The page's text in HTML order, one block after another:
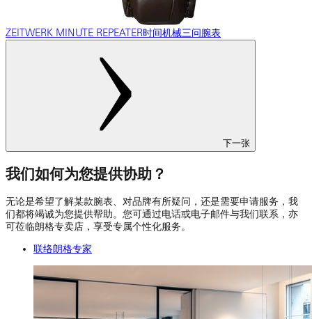
ZEITWERK MINUTE REPEATER时间机械三问腕表
下一张
我们如何为您提供协助？
无论是希望了解某款腕表、对品牌有所疑问，还是需要申请服务，我
们都将竭诚为您提供帮助。您可通过电话或电子邮件与我们联系，亦
可莅临朗格专卖店，享受专属个性化服务。
联络朗格专家